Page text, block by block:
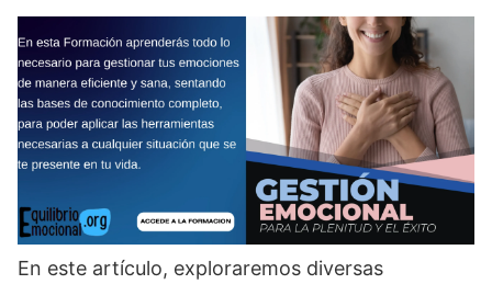
En este artí­culo, exploraremos diversas